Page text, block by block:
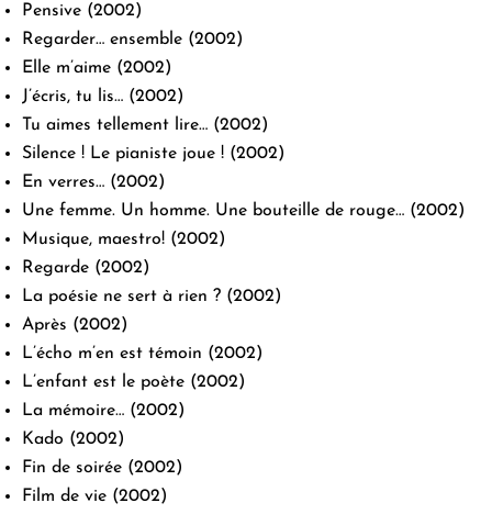
Pensive (2002)
Regarder… ensemble (2002)
Elle m’aime (2002)
J’écris, tu lis… (2002)
Tu aimes tellement lire… (2002)
Silence ! Le pianiste joue ! (2002)
En verres… (2002)
Une femme. Un homme. Une bouteille de rouge… (2002)
Musique, maestro! (2002)
Regarde (2002)
La poésie ne sert à rien ? (2002)
Après (2002)
L’écho m’en est témoin (2002)
L’enfant est le poète (2002)
La mémoire… (2002)
Kado (2002)
Fin de soirée (2002)
Film de vie (2002)